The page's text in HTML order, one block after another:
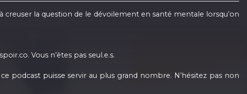
la question de le dévoilement en santé mentale lorsqu’on
Vous n’êtes pas seul.e.s.
podcast puisse servir au plus grand nombre. N’hésitez pas non